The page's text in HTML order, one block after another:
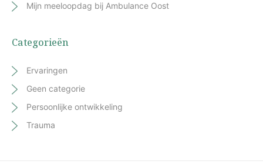
Mijn meeloopdag bij Ambulance Oost
Categorieën
Ervaringen
Geen categorie
Persoonlijke ontwikkeling
Trauma